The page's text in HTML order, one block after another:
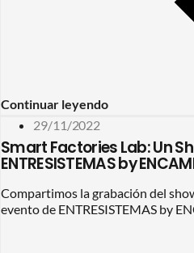
Continuar leyendo
29/11/2022
Smart Factories Lab: Un
ENTRESISTEMAS by
Compartimos la grabación del
evento de ENTRESISTEMAS by